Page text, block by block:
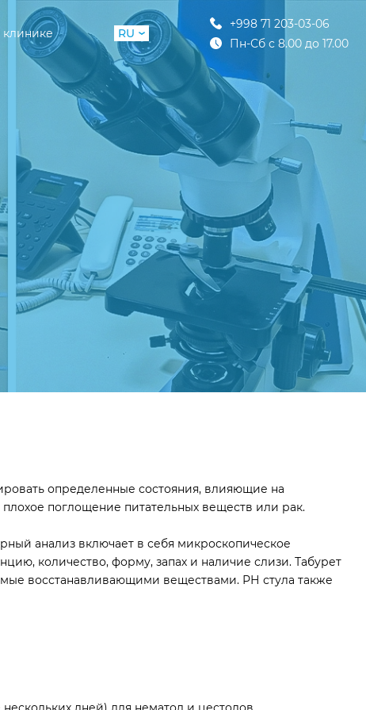
RU
UZ
+998 71 203-03-06
Пн-Сб с 8.00 до 17.00
определенные состояния, влияющие на
поглощение питательных веществ или рак.
анализ включает в себя микроскопическое
количество, форму, запах и наличие слизи. Табурет
восстанавливающими веществами. РН стула также